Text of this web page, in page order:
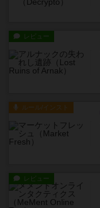
レビュー
ルール/インスト
レビュー